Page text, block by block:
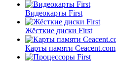
Видеокарты First
Жёсткие диски First
Карты памяти Ceacent.com